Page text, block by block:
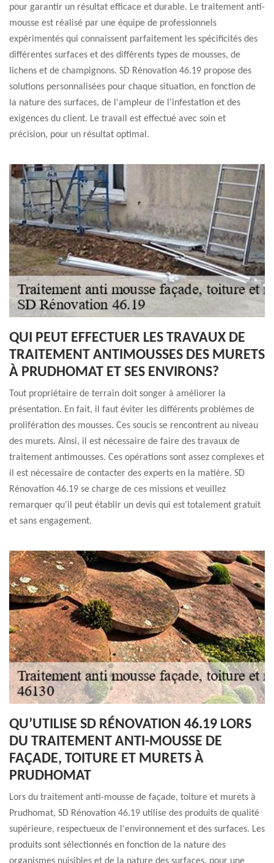
pour garantir un résultat efficace et durable. Le traitement anti-
mousse est réalisé par une équipe de professionnels
expérimentés qui connaissent parfaitement les spécificités des
différentes surfaces et des différents types de mousses, de
lichens et de champignons. SD Rénovation 46.19 propose des
solutions personnalisées pour chaque situation, en fonction de
la nature des surfaces, de l'ampleur de l'infestation et des
exigences du client. Le travail est effectué avec soin et
précision, pour un résultat optimal.
QUI PEUT EFFECTUER LES TRAVAUX DE
TRAITEMENT ANTIMOUSSES DES MURETS
À PRUDHOMAT ET SES ENVIRONS?
Tout propriétaire de terrain doit songer à améliorer la
présentation. En fait, il faut éviter les différents problèmes de
prolifération des mousses. Ces soucis se rencontrent au niveau
des murets. Ainsi, il est nécessaire de faire des travaux de
traitement antimousses. Ces opérations sont assez complexes et
il est nécessaire de contacter des experts en la matière. SD
Rénovation 46.19 se charge de ces missions et veuillez
remarquer qu'il peut établir un devis qui est totalement gratuit
et sans engagement.
QU’UTILISE SD RÉNOVATION 46.19 LORS
DU TRAITEMENT ANTI-MOUSSE DE
FAÇADE, TOITURE ET MURETS À
PRUDHOMAT
Lors du traitement anti-mousse de façade, toiture et murets à
Prudhomat, SD Rénovation 46.19 utilise des produits de qualité
supérieure, respectueux de l'environnement et des surfaces. Les
produits sont sélectionnés en fonction de la nature des